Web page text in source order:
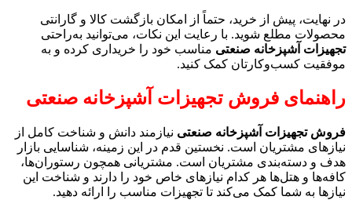
در نهایت، پیش از خرید، حتماً از امکان بازگشت کالا و گارانتی
محصولات مطلع شوید. با رعایت این نکات، می‌توانید به‌راحتی
تجهیزات آشپزخانه صنعتی مناسب خود را خریداری کرده و به
موفقیت کسب‌وکارتان کمک کنید.
راهنمای فروش تجهیزات آشپزخانه صنعتی
فروش تجهیزات آشپزخانه صنعتی نیازمند دانش و شناخت کامل از
نیازهای مشتریان است. نخستین قدم در این زمینه، شناسایی بازار
هدف و دسته‌بندی مشتریان است. مشتریانی همچون رستوران‌ها،
کافه‌ها و هتل‌ها هر کدام نیازهای خاص خود را دارند و شناخت این
نیازها به شما کمک می‌کند تا تجهیزات مناسب را ارائه دهید.